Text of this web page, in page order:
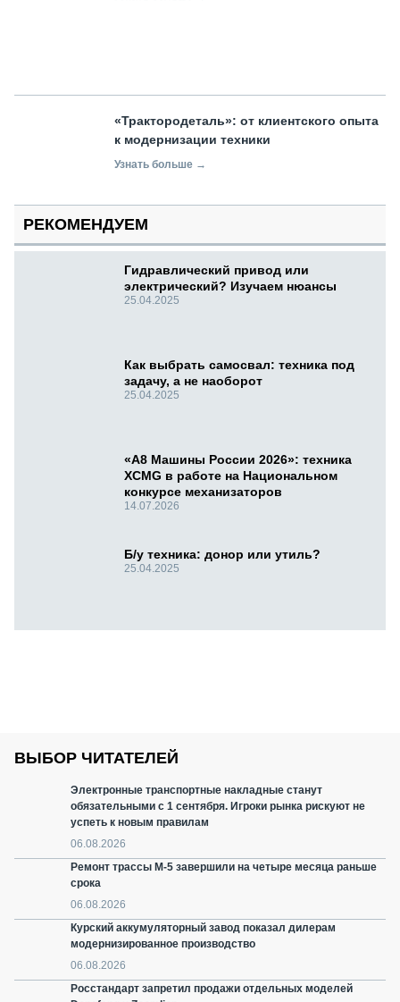
«Трактородеталь»: от клиентского опыта
к модернизации техники
Узнать больше →
РЕКОМЕНДУЕМ
Гидравлический привод или
электрический? Изучаем нюансы
25.04.2025
Как выбрать самосвал: техника под
задачу, а не наоборот
25.04.2025
«А8 Машины России 2026»: техника
XCMG в работе на Национальном
конкурсе механизаторов
14.07.2026
Б/у техника: донор или утиль?
25.04.2025
ВЫБОР ЧИТАТЕЛЕЙ
Электронные транспортные накладные станут
обязательными с 1 сентября. Игроки рынка рискуют не
успеть к новым правилам
06.08.2026
Ремонт трассы М-5 завершили на четыре месяца раньше
срока
06.08.2026
Курский аккумуляторный завод показал дилерам
модернизированное производство
06.08.2026
Росстандарт запретил продажи отдельных моделей